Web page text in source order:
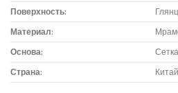
Поверхность:
Материал:
Основа: Сетка
Страна: Китай